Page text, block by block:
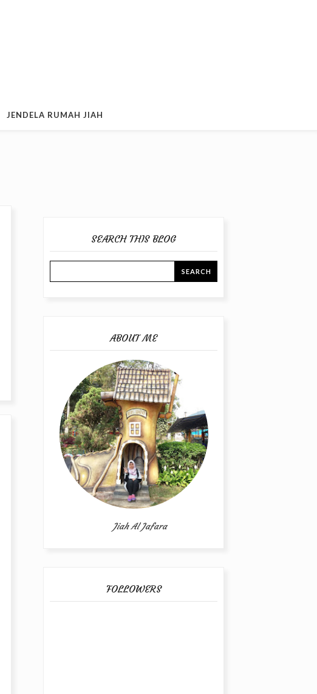
JENDELA RUMAH JIAH
SEARCH THIS BLOG
ABOUT ME
Jiah Al Jafara
FOLLOWERS